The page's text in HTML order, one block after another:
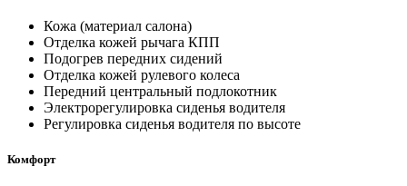
Кожа (материал салона)
Отделка кожей рычага КПП
Подогрев передних сидений
Отделка кожей рулевого колеса
Передний центральный подлокотник
Электрорегулировка сиденья водителя
Регулировка сиденья водителя по высоте
Комфорт